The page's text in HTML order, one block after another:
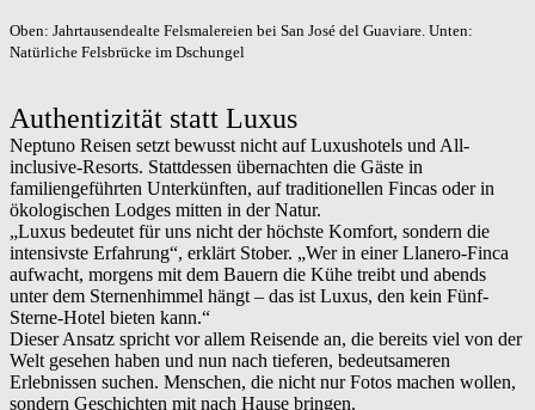
Oben: Jahrtausendealte Felsmalereien bei San José del Guaviare. Unten:
Natürliche Felsbrücke im Dschungel
Authentizität statt Luxus
Neptuno Reisen setzt bewusst nicht auf Luxushotels und All-
inclusive-Resorts. Stattdessen übernachten die Gäste in
familiengeführten Unterkünften, auf traditionellen Fincas oder in
ökologischen Lodges mitten in der Natur.
„Luxus bedeutet für uns nicht der höchste Komfort, sondern die
intensivste Erfahrung“, erklärt Stober. „Wer in einer Llanero-Finca
aufwacht, morgens mit dem Bauern die Kühe treibt und abends
unter dem Sternenhimmel hängt – das ist Luxus, den kein Fünf-
Sterne-Hotel bieten kann.“
Dieser Ansatz spricht vor allem Reisende an, die bereits viel von der
Welt gesehen haben und nun nach tieferen, bedeutsameren
Erlebnissen suchen. Menschen, die nicht nur Fotos machen wollen,
sondern Geschichten mit nach Hause bringen.